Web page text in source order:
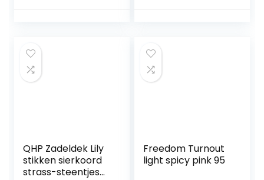
QHP Zadeldek Lily
stikken sierkoord
strass-steentjes
Freedom Turnout
light spicy pink 95